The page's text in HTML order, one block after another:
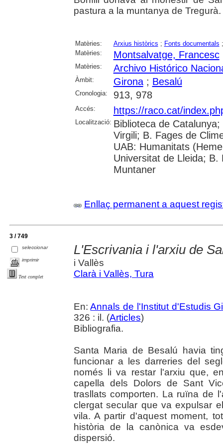
pastura a la muntanya de Tregurà.
Matèries: Arxius històrics ; Fonts documentals
Matèries:
Montsalvatge, Francesc
Matèries: Archivo Histórico
Àmbit: Girona; Besalú
Cronologia: 913, 978
Accés: https://raco.cat/
Localització: Biblioteca de
Virgili; B. Fages de
UAB: Humanitats
Universitat de Lleida;
Muntaner
Enllaç permanent a aquest
3 / 749
seleccionar
imprimir
Text complet
L'Escrivania i l'arxiu de
i Vallès
Clarà i Vallès, Tura
En:Annals de l'Institut d'Estudis
326 : il. (Articles)
Bibliografia.
Santa Maria de Besalú havia
funcionar a les darreries del
només li va restar l'arxiu que,
capella dels Dolors de Sant
trasllats comporten. La ruïna de
clergat secular que va expulsar
vila. A partir d'aquest moment,
història de la canònica va
dispersió.